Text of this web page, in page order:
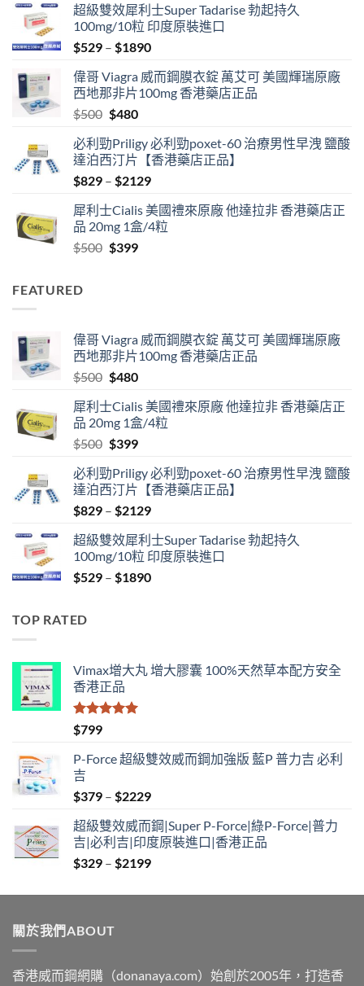
超級雙效犀利士Super Tadarise 勃起持久
100mg/10粒 印度原裝進口
$529 – $1890Price
$529
through
偉哥 Viagra 威而鋼膜衣錠 萬艾可 美國輝瑞原廠
西地那非片100mg 香港藥店正品
$500 Original
was:
$500.
$480Current
is:
$480.
必利勁Priligy 必利勁poxet-60 治療男性早洩 鹽酸
達泊西汀片【香港藥店正品】
$829 – $2129Price
$829
through
犀利士Cialis 美國禮來原廠 他達拉非 香港藥店正
品 20mg 1盒/4粒
$500 Original
$399Current
FEATURED
偉哥 Viagra 威而鋼膜衣錠 萬艾可 美國輝瑞原廠
西地那非片100mg 香港藥店正品
$500 Original
was:
$500.
$480Current
is:
$480.
犀利士Cialis 美國禮來原廠 他達拉非 香港藥店正
品 20mg 1盒/4粒
$500 Original
was:
$500.
$399Current
is:
$399.
必利勁Priligy 必利勁poxet-60 治療男性早洩 鹽酸
達泊西汀片【香港藥店正品】
$829 – $2129Price
$829
through
$2129
超級雙效犀利士Super Tadarise 勃起持久
100mg/10粒 印度原裝進口
$529 – $1890Price
TOP RATED
Vimax增大丸 增大膠囊 100%天然草本配方安全
香港正品
評分
滿分 5
$799
P-Force 超級雙效威而鋼加強版 藍P 普力吉 必利
吉
$379 – $2229Price
$379
through
$2229
超級雙效威而鋼|Super P-Force|綠P-Force|普力
吉|必利吉|印度原裝進口|香港正品
$329 – $2199Price
$329
關於我們ABOUT
香港威而鋼網購（donanaya.com）始創於2005年，打造香